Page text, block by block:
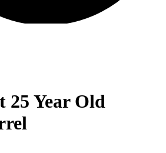
25 Year Old